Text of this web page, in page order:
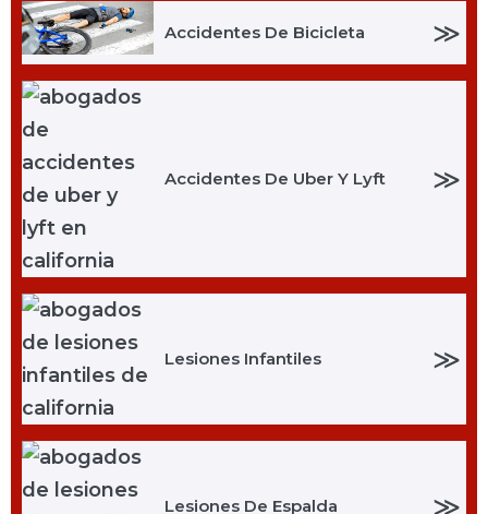
Accidentes De Bicicleta ≫
Accidentes De Uber Y Lyft ≫
Lesiones Infantiles ≫
Lesiones De Espalda ≫